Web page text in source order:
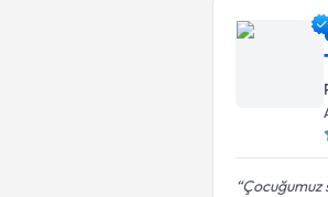
Çocuğumuz